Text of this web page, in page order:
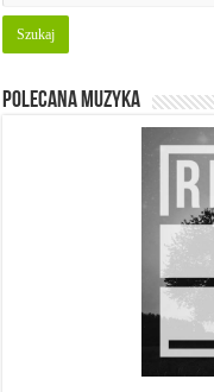
Polecana muzyka